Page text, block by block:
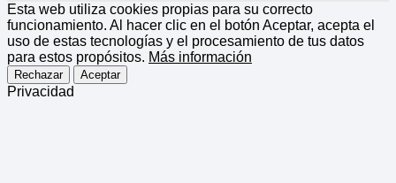
Esta web utiliza cookies propias para su correcto
funcionamiento. Al hacer clic en el botón Aceptar, acepta el
uso de estas tecnologías y el procesamiento de tus datos
para estos propósitos. Más información
Rechazar Aceptar
Privacidad